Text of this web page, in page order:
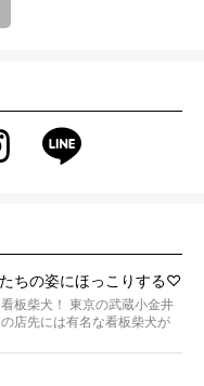
ちの姿にほっこりする♡
板柴犬！ 東京の武蔵小金井
店先には有名な看板柴犬が